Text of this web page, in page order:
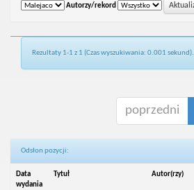
Autorzy/rekord
Rezultaty 1-1 z 1 (Czas wyszukiwania: 0.001 sekund).
poprzedni
Odsłon pozycji:
Data
wydania
Tytuł Autor(rzy)